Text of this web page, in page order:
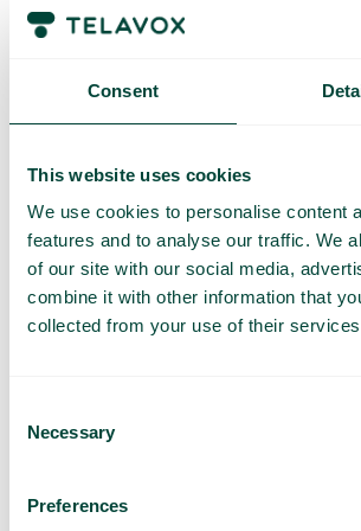
Consent
This website uses cookies
We use cookies to personalise content
features and to analyse our traffic. We
of our site with our social media,
combine it with other information that
collected from your use of their
Selection
Necessary
Preferences
Den dagliga begränsningen har en viss
förutbestämt maxpris. När du har förbrukat
Så fungerar det
Vanliga frågor och svar
undvika höga kostnader. Klicka på